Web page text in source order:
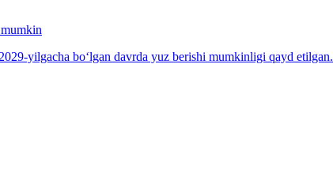
yilgacha bo‘lgan davrda yuz berishi mumkinligi qayd etilgan.